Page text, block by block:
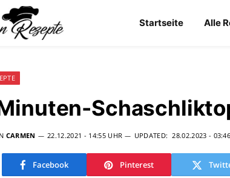
Startseite Alle
CARMEN 22.12.2021 - 14:55 UHR UPDATED: 28.02.2023 -
Facebook Pinterest